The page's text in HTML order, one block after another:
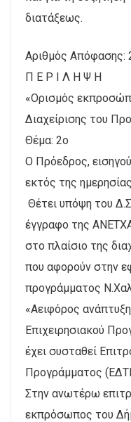
διατάξεως.
Αριθμός Απόφασης:
Π Ε Ρ Ι Λ Η Ψ Η
«Ορισμός
Διαχείρισης του
Θέμα: 2ο
Ο Πρόεδρος,
εκτός της
Θέτει υπόψη του
έγγραφο της
στο πλαίσιο της
που αφορούν στην
προγράμματος
«Αειφόρος
Επιχειρησιακού
έχει συσταθεί
Προγράμματος
Στην ανωτέρω
εκπρόσωπος του